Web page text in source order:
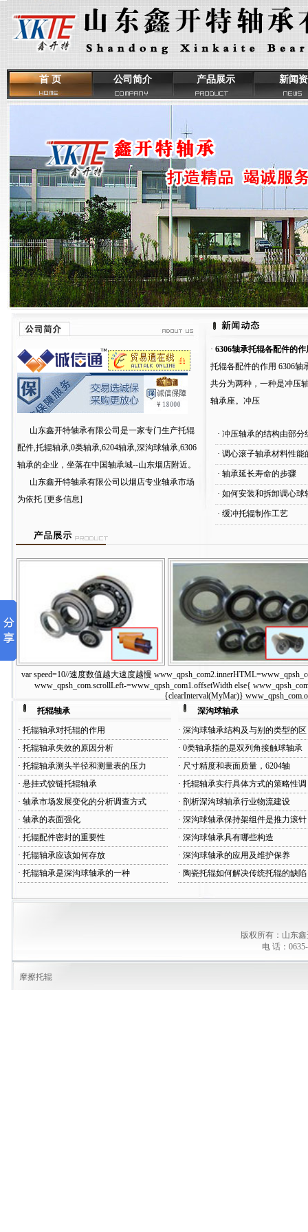
首 页 公司简介 产品展示 新闻
山东鑫开特轴承有限公司是一家专门生产托辊
配件,托辊轴承,0类轴承,6204轴承,深沟球轴承,6306
轴承的企业，坐落在中国轴承城--山东烟店附近。
山东鑫开特轴承有限公司以烟店专业轴承市场
为依托 [更多信息]
· 6306轴承托辊各配件的作
托辊各配件的作用 6306轴
共分为两种，一种是冲压
轴承座。冲压
· 冲压轴承的结构由部分
· 调心滚子轴承材料性能
· 轴承延长寿命的步骤
· 如何安装和拆卸调心球
· 缓冲托辊制作工艺
单密封托辊轴承 双密封托辊轴承
var speed=10//速度数值越大速度越慢
www_qpsh_com.scrollLeft-=www_qpsh_com1.offsetWidth else{
{clearInterval(MyMar)}
托辊轴承
深沟球轴承
· 托辊轴承对托辊的作用
· 托辊轴承失效的原因分析
· 托辊轴承测头半径和测量表的压力
· 悬挂式铰链托辊轴承
· 轴承市场发展变化的分析调查方式
· 轴承的表面强化
· 托辊配件密封的重要性
· 托辊轴承应该如何存放
· 托辊轴承是深沟球轴承的一种
· 深沟球轴承结构及与别的类型的区
· 0类轴承指的是双列角接触球轴承
· 尺寸精度和表面质量，6204轴
· 托辊轴承实行具体方式的策略性调
· 剖析深沟球轴承行业物流建设
· 深沟球轴承保持架组件是推力滚针
· 深沟球轴承具有哪些构造
· 深沟球轴承的应用及维护保养
· 陶瓷托辊如何解决传统托辊的缺陷
版权所有：山东
电 话：
摩擦托辊